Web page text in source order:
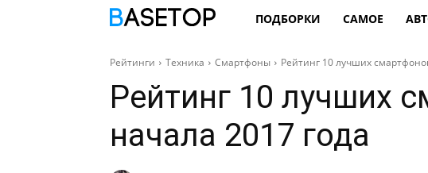
ПОДБОРКИ САМОЕ
Рейтинги Техника Смартфоны Рейтинг 10 лучших
Рейтинг 10 лучших
начала 2017 года